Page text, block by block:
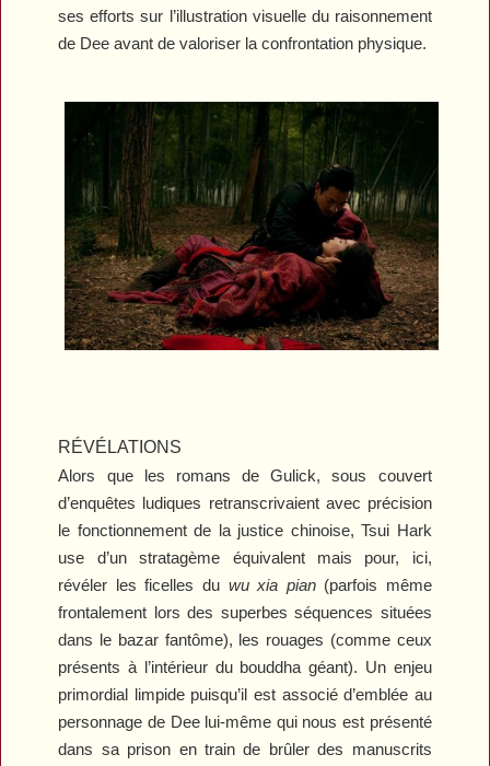
ses efforts sur l’illustration visuelle du raisonnement
de Dee avant de valoriser la confrontation physique.
RÉVÉLATIONS
Alors que les romans de Gulick, sous couvert
d’enquêtes ludiques retranscrivaient avec précision
le fonctionnement de la justice chinoise, Tsui Hark
use d’un stratagème équivalent mais pour, ici,
révéler les ficelles du wu xia pian(parfois même
frontalement lors des superbes séquences situées
dans le bazar fantôme), les rouages (comme ceux
présents à l’intérieur du bouddha géant). Un enjeu
primordial limpide puisqu’il est associé d’emblée au
personnage de Dee lui-même qui nous est présenté
dans sa prison en train de brûler des manuscrits